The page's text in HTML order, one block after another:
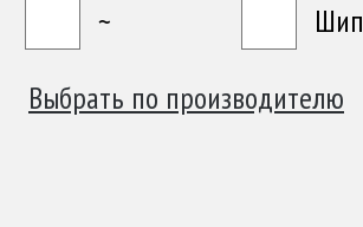
~
Шип
Выбрать по производителю